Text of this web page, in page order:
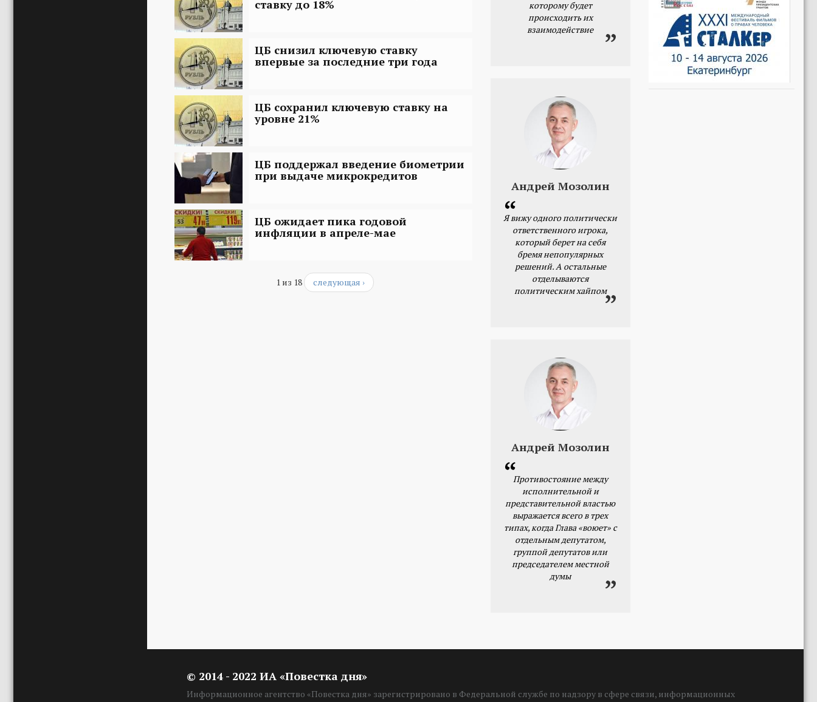
ставку до 18%
ЦБ снизил ключевую ставку
впервые за последние три года
ЦБ сохранил ключевую ставку на
уровне 21%
ЦБ поддержал введение биометрии
при выдаче микрокредитов
ЦБ ожидает пика годовой
инфляции в апреле-мае
1 из 18 следующая ›
которому будет
происходить их
взаимодействие
Андрей Мозолин
Я вижу одного политически
ответственного игрока,
который берет на себя
бремя непопулярных
решений. А остальные
отделываются
политическим хайпом
Андрей Мозолин
Противостояние между
исполнительной и
представительной властью
выражается всего в трех
типах, когда Глава «воюет» с
отдельным депутатом,
группой депутатов или
председателем местной
думы
© 2014 - 2022 ИА «Повестка дня»
Информационное агентство «Повестка дня» зарегистрировано в Федеральной службе по надзору в сфере связи, информационных